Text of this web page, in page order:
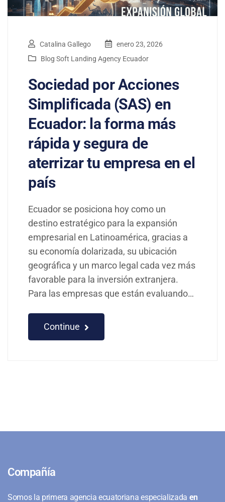
Catalina Gallego
enero 23, 2026
Blog Soft Landing Agency Ecuador
Sociedad por Acciones
Simplificada (SAS) en
Ecuador: la forma más
rápida y segura de
aterrizar tu empresa en el
país
Ecuador se posiciona hoy como un
destino estratégico para la expansión
empresarial en Latinoamérica, gracias a
su economía dolarizada, su ubicación
geográfica y un marco legal cada vez más
favorable para la inversión extranjera.
Para las empresas que están evaluando…
Continue
Compañía
Somos la primera agencia ecuatoriana especializada en